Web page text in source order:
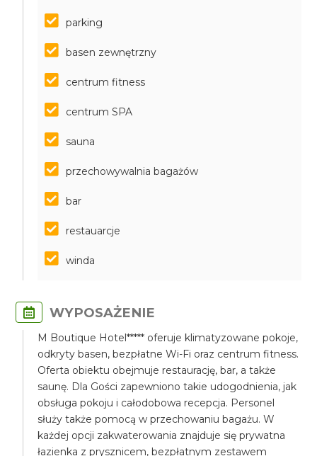
parking
basen zewnętrzny
centrum fitness
centrum SPA
sauna
przechowywalnia bagażów
bar
restauarcje
winda
WYPOSAŻENIE
M Boutique Hotel***** oferuje klimatyzowane pokoje,
odkryty basen, bezpłatne Wi-Fi oraz centrum fitness.
Oferta obiektu obejmuje restaurację, bar, a także
saunę. Dla Gości zapewniono takie udogodnienia, jak
obsługa pokoju i całodobowa recepcja. Personel
służy także pomocą w przechowaniu bagażu. W
każdej opcji zakwaterowania znajduje się prywatna
łazienka z prysznicem, bezpłatnym zestawem